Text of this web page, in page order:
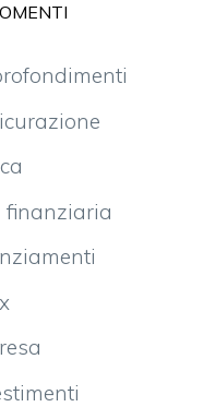
finanziaria